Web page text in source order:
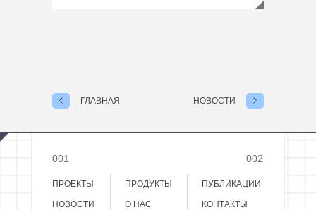
НОВОСТИ
ГЛАВНАЯ
ПРОЕКТЫ ПРОДУКТЫ ПУБЛИКАЦИИ
КОНТАКТЫ
О НАС
НОВОСТИ
001 002